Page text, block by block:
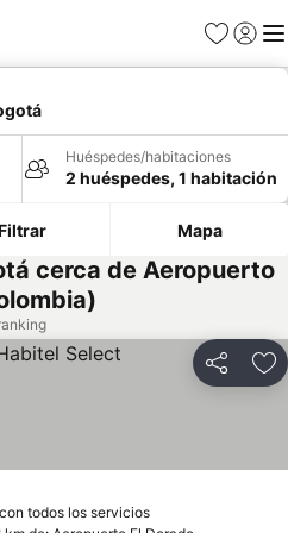
Favoritos
Iniciar
Huéspedes/habitaciones
2 huéspedes, 1 habitación
Mapa
cerca de Aeropuerto
Compartir
todos los servicios